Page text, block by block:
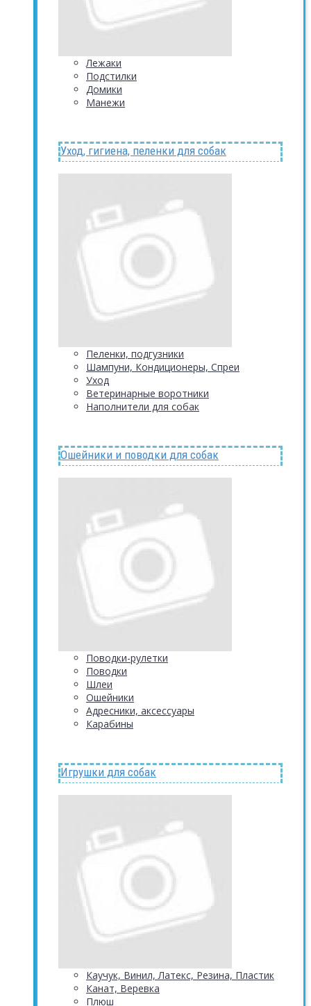
Лежаки
Подстилки
Домики
Манежи
Уход, гигиена, пеленки для собак
Пеленки, подгузники
Шампуни, Кондиционеры, Спреи
Уход
Ветеринарные воротники
Наполнители для собак
Ошейники и поводки для собак
Поводки-рулетки
Поводки
Шлеи
Ошейники
Адресники, аксессуары
Карабины
Игрушки для собак
Каучук, Винил, Латекс, Резина, Пластик
Канат, Веревка
Плюш